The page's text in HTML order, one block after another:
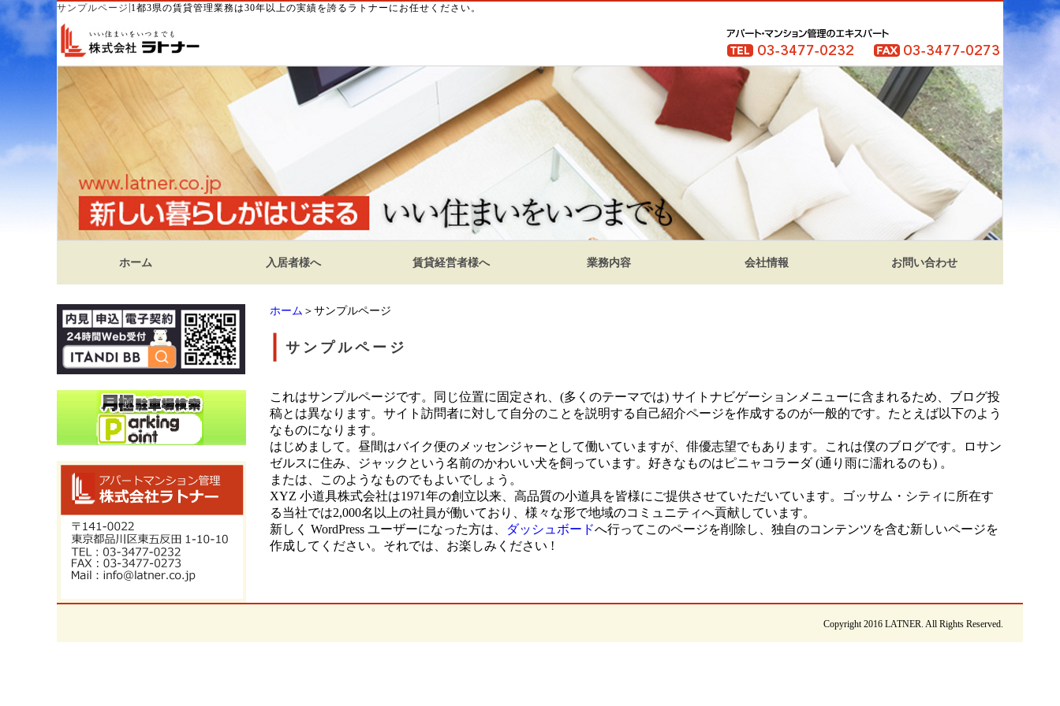
サンプルページ 1都3県の賃貸管理業務は30年以上の実績を誇るラトナーにお任せください。
ホーム 入居者様へ 賃貸経営者様へ 業務内容 会社情報 お問い合わせ
ホーム ＞サンプルページ
サンプルページ
これはサンプルページです。同じ位置に固定され、(多くのテーマでは) サイトナビゲーションメニューに含まれるため、ブログ投
稿とは異なります。サイト訪問者に対して自分のことを説明する自己紹介ページを作成するのが一般的です。たとえば以下のよう
なものになります。
はじめまして。昼間はバイク便のメッセンジャーとして働いていますが、俳優志望でもあります。これは僕のブログです。ロサン
ゼルスに住み、ジャックという名前のかわいい犬を飼っています。好きなものはピニャコラーダ (通り雨に濡れるのも) 。
または、このようなものでもよいでしょう。
XYZ 小道具株式会社は1971年の創立以来、高品質の小道具を皆様にご提供させていただいています。ゴッサム・シティに所在す
る当社では2,000名以上の社員が働いており、様々な形で地域のコミュニティへ貢献しています。
新しく WordPress ユーザーになった方は、
ダッシュボードへ行ってこのページを削除し、独自のコンテンツを含む新しいページを
作成してください。それでは、お楽しみください !
Copyright 2016 LATNER. All Rights Reserved.